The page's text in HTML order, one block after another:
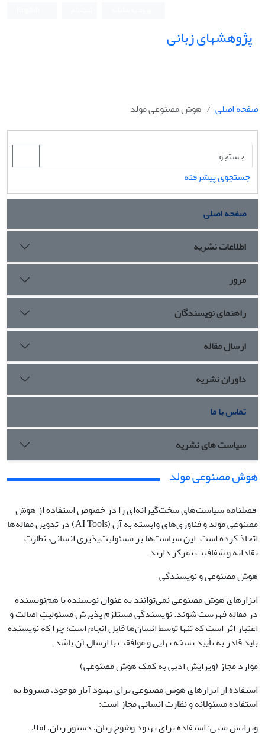
پژوهشهای زبانی
صفحه اصلی هوش مصنوعی مولد
جستجوی پیشرفته
صفحه اصلی
اطلاعات نشریه
مرور
راهنمای نویسندگان
ارسال مقاله
داوران نشریه
تماس با ما
سیاست های نشریه
هوش مصنوعی مولد
فصلنامه سیاست‌های سخت‌گیرانه‌ای را در خصوص استفاده از هوش
مصنوعی مولد و فناوری‌های وابسته به آن (AI Tools) در تدوین مقاله‌ها
اتخاذ کرده است. این سیاست‌ها بر مسئولیت‌پذیری انسانی، نظارت
نقادانه و شفافیت تمرکز دارند.
هوش مصنوعی و نویسندگی
ابزارهای هوش مصنوعی نمی‌توانند به عنوان نویسنده یا هم‌نویسنده
در مقاله فهرست شوند. نویسندگی مستلزم پذیرش مسئولیتِ اصالت و
اعتبار اثر است که تنها توسط انسان‌ها قابل انجام است؛ چرا که نویسنده
باید قادر به تأیید نسخه نهایی و موافقت با ارسال آن باشد.
موارد مجاز (ویرایش ادبی به کمک هوش مصنوعی)
استفاده از ابزارهای هوش مصنوعی برای بهبود آثارِ موجود، مشروط به
استفاده مسئولانه و نظارت انسانی مجاز است:
ویرایش متنی: استفاده برای بهبود وضوح زبان، دستور زبان، املا،